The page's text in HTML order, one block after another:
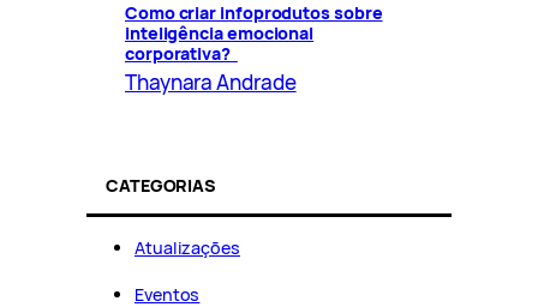
Como criar infoprodutos sobre
inteligência emocional
corporativa?
Thaynara Andrade
CATEGORIAS
Atualizações
Eventos